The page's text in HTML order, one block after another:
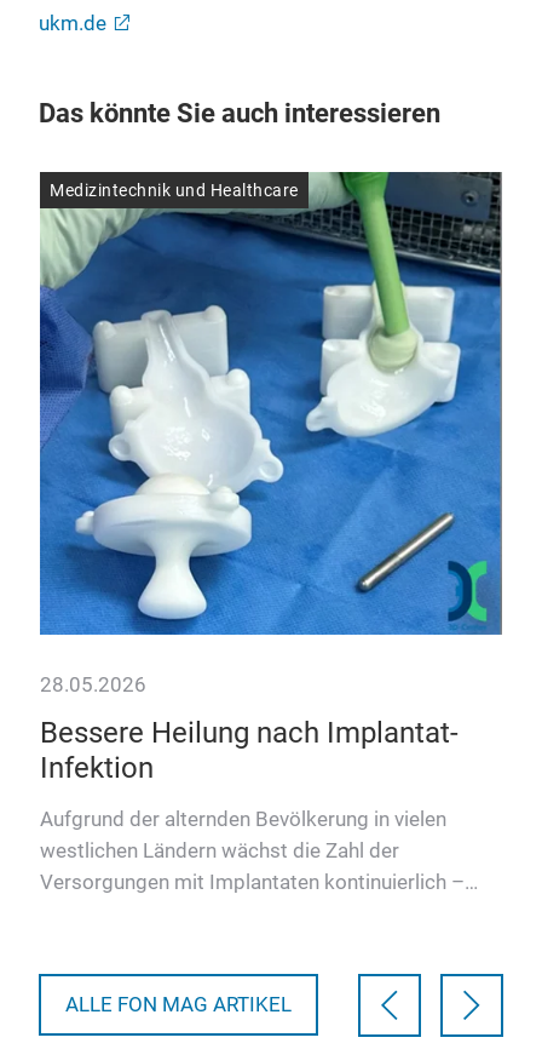
ukm.de
Das könnte Sie auch interessieren
Medizintechnik und Healthcare
28.05.2026
Bessere Heilung nach Implantat-
Infektion
Aufgrund der alternden Bevölkerung in vielen
westlichen Ländern wächst die Zahl der
Versorgungen mit Implantaten kontinuierlich –
ALLE FON MAG ARTIKEL